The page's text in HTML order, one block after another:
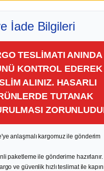
İade Bilgileri
TESLİMATI ANINDA
KONTROL EDEREK
ALINIZ. HASARLI
TUTANAK
anlaşmalı kargomuz ile gönderim
paketleme ile gönderime hazırlanır.
ve güvenlik hızlı teslimat ile